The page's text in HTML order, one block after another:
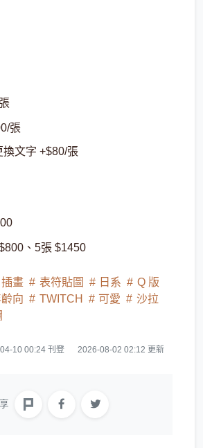
張
換文字 +$80/張
、5張 $1450
插畫 表符貼圖 日系
Q 版
向 TWITCH 可愛
沙拉
10 00:24 刊登 2026-08-02 02:12 更新